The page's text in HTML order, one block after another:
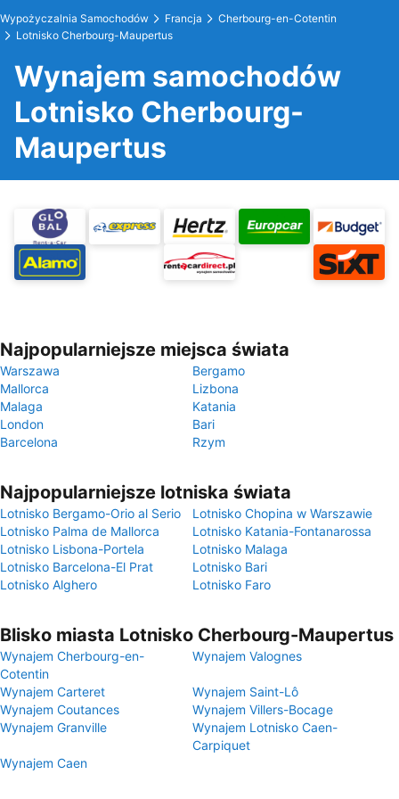
Wypożyczalnia Samochodów Francja
Cherbourg-en-Cotentin
Lotnisko Cherbourg-Maupertus
Wynajem samochodów
Lotnisko Cherbourg-
Maupertus
Najpopularniejsze miejsca świata
Warszawa
Bergamo
Mallorca
Lizbona
Malaga
Katania
London
Bari
Barcelona
Rzym
Najpopularniejsze lotniska świata
Lotnisko Bergamo-Orio al Serio
Lotnisko Chopina w Warszawie
Lotnisko Palma de Mallorca
Lotnisko Katania-Fontanarossa
Lotnisko Lisbona-Portela
Lotnisko Malaga
Lotnisko Barcelona-El Prat
Lotnisko Bari
Lotnisko Alghero
Lotnisko Faro
Blisko miasta Lotnisko Cherbourg-Maupertus
Wynajem Cherbourg-en-
Cotentin
Wynajem Valognes
Wynajem Carteret
Wynajem Saint-Lô
Wynajem Coutances
Wynajem Villers-Bocage
Wynajem Granville
Wynajem Lotnisko Caen-
Carpiquet
Wynajem Caen